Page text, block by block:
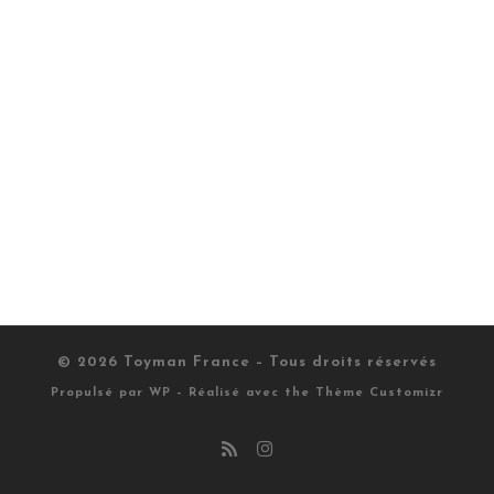
© 2026 Toyman France – Tous droits réservés
Propulsé par WP – Réalisé avec the Thème Customizr